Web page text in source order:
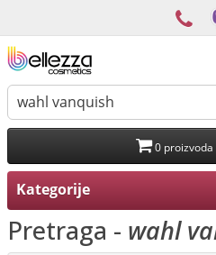
0 proizvoda
Kategorije
Pretraga - wahl